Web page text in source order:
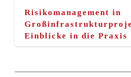
Risikomanagement in
Einblicke in die Praxis